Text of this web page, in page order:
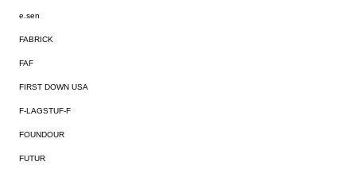
e.sen
FABRICK
FAF
FIRST DOWN USA
F-LAGSTUF-F
FOUNDOUR
FUTUR